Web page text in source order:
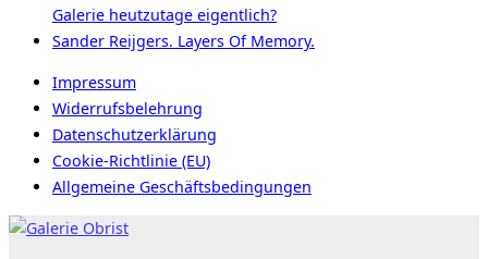
Galerie heutzutage eigentlich?
Sander Reijgers. Layers Of Memory.
Impressum
Widerrufsbelehrung
Datenschutzerklärung
Cookie-Richtlinie (EU)
Allgemeine Geschäftsbedingungen
Zum